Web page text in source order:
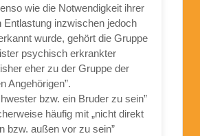
wie die Notwendigkeit ihrer
Entlastung inzwischen jedoch
wurde, gehört die Gruppe
psychisch erkrankter
eher zu der Gruppe der
Angehörigen”.
bzw. ein Bruder zu sein”
häufig mit „nicht direkt
bzw. außen vor zu sein”